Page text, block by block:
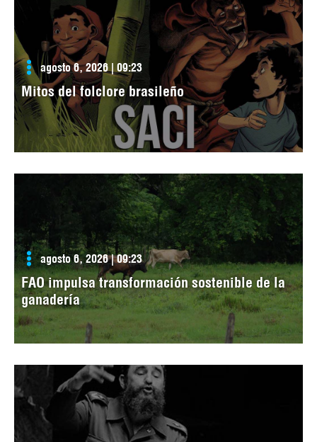
agosto 6, 2026 | 09:23
Mitos del folclore brasileño
agosto 6, 2026 | 09:23
FAO impulsa transformación sostenible de la
ganadería